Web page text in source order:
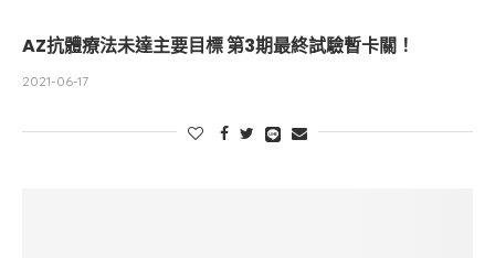
AZ抗體療法未達主要目標 第3期最終試驗暫卡關！
2021-06-17